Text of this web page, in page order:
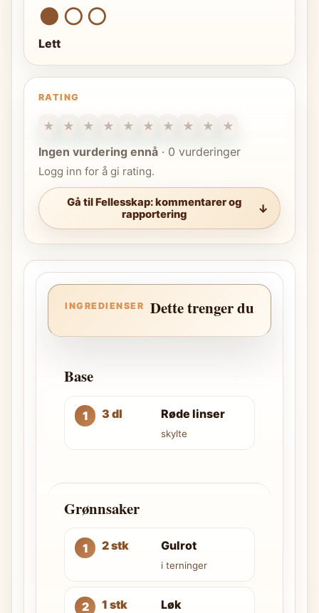
●○○
Lett
RATING
★ ★ ★ ★ ★ ★ ★ ★ ★
★
Ingen vurdering ennå · 0 vurderinger
Logg inn for å gi rating.
Gå til Fellesskap: kommentarer og
rapportering
INGREDIENSER Dette trenger du
Base
3 dl Røde linser
skylte
Grønnsaker
2 stk Gulrot
i terninger
1 stk Løk